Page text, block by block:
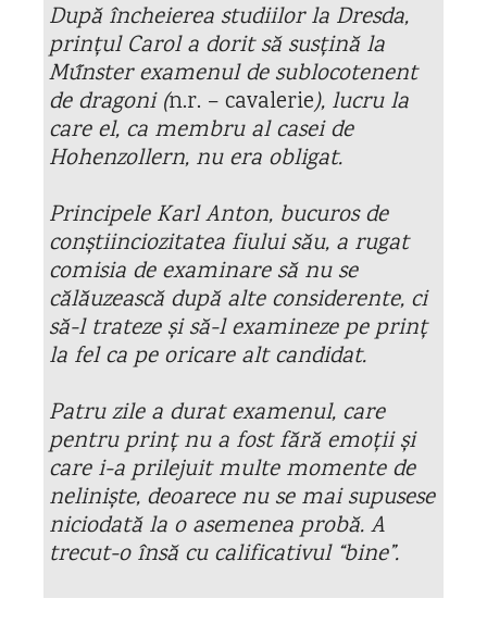
După încheierea studiilor la Dresda,
prințul Carol a dorit să susțină la
Műnster examenul de sublocotenent
de dragoni (n.r. – cavalerie), lucru la
care el, ca membru al casei de
Hohenzollern, nu era obligat.
Principele Karl Anton, bucuros de
conștiinciozitatea fiului său, a rugat
comisia de examinare să nu se
călăuzească după alte considerente, ci
să-l trateze și să-l examineze pe prinț
la fel ca pe oricare alt candidat.
Patru zile a durat examenul, care
pentru prinț nu a fost fără emoții și
care i-a prilejuit multe momente de
neliniște, deoarece nu se mai supusese
niciodată la o asemenea probă. A
trecut-o însă cu calificativul “bine”.